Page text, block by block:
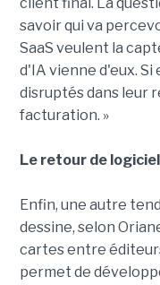
savoir qui va
SaaS veulent la
d'IA vienne d'eux.
disruptés dans leur
facturation. »
Le retour de
Enfin, une autre
dessine, selon
cartes entre
permet de